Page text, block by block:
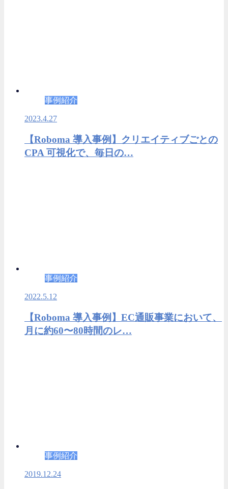
事例紹介
2023.4.27
【Roboma 導入事例】クリエイティブごとの
CPA 可視化で、毎日の…
事例紹介
2022.5.12
【Roboma 導入事例】EC通販事業において、
月に約60〜80時間のレ…
事例紹介
2019.12.24